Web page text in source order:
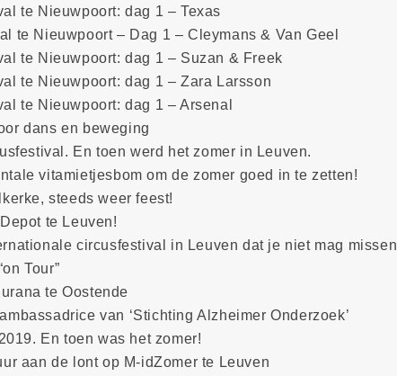
te Nieuwpoort: dag 1 – Texas
te Nieuwpoort – Dag 1 – Cleymans & Van Geel
te Nieuwpoort: dag 1 – Suzan & Freek
te Nieuwpoort: dag 1 – Zara Larsson
te Nieuwpoort: dag 1 – Arsenal
dans en beweging
En toen werd het zomer in Leuven.
vitamietjesbom om de zomer goed in te zetten!
steeds weer feest!
te Leuven!
circusfestival in Leuven dat je niet mag missen
Tour”
te Oostende
van ‘Stichting Alzheimer Onderzoek’
En toen was het zomer!
aan de lont op M-idZomer te Leuven